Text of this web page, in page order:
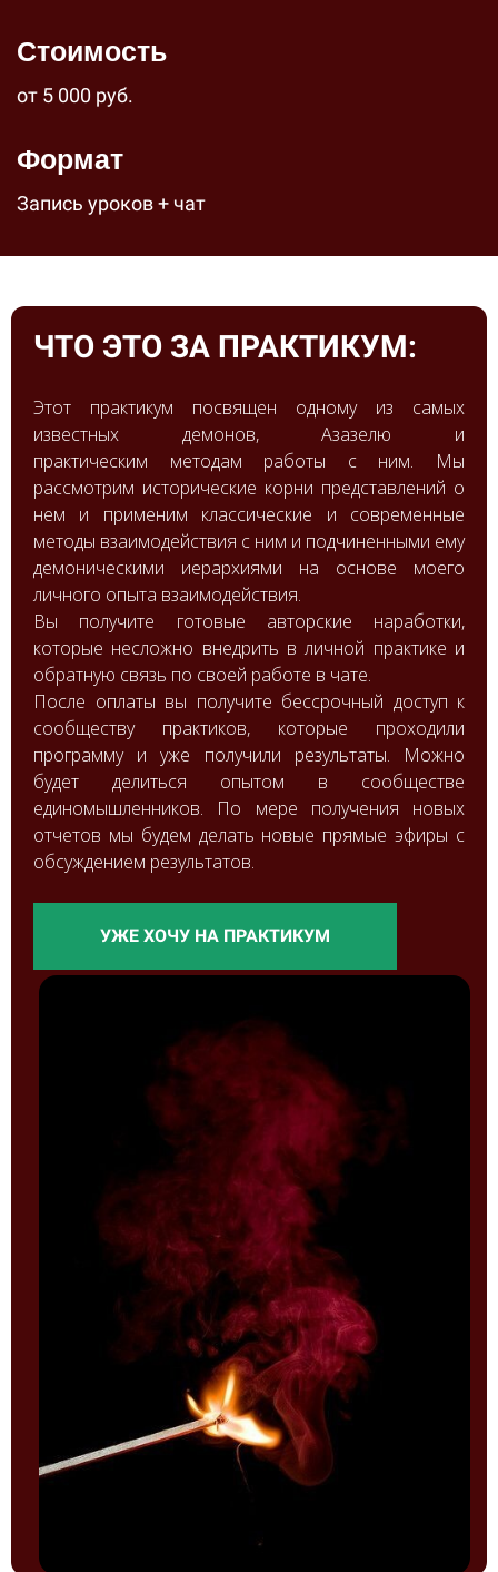
Стоимость
от 5 000 руб.
Формат
Запись уроков + чат
ЧТО ЭТО ЗА ПРАКТИКУМ:
Этот практикум посвящен одному из самых
известных демонов, Азазелю и
практическим методам работы с ним. Мы
рассмотрим исторические корни представлений о
нем и применим классические и современные
методы взаимодействия с ним и подчиненными ему
демоническими иерархиями на основе моего
личного опыта взаимодействия.
Вы получите готовые авторские наработки,
которые несложно внедрить в личной практике и
обратную связь по своей работе в чате.
После оплаты вы получите бессрочный доступ к
сообществу практиков, которые проходили
программу и уже получили результаты. Можно
будет делиться опытом в сообществе
единомышленников. По мере получения новых
отчетов мы будем делать новые прямые эфиры с
обсуждением результатов.
УЖЕ ХОЧУ НА ПРАКТИКУМ